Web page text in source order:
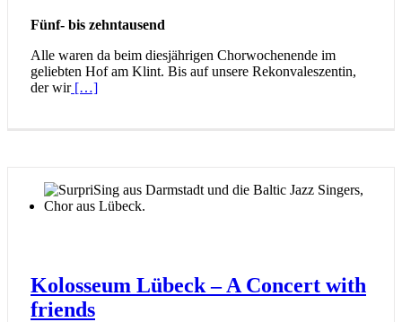
Fünf- bis zehntausend
Alle waren da beim diesjährigen Chorwochenende im
geliebten Hof am Klint. Bis auf unsere Rekonvaleszentin,
der wir[…]
Kolosseum Lübeck – A Concert with
friends